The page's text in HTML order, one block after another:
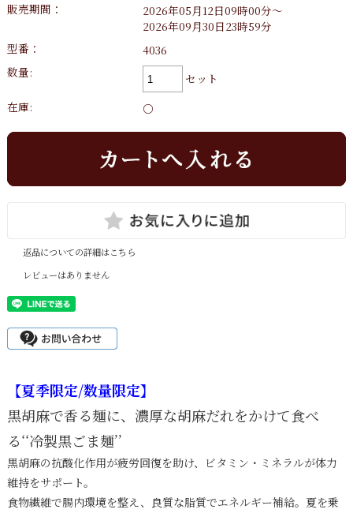
販売期間：
2026年05月12日09時00分～
2026年09月30日23時59分
型番：
4036
数量:
セット
在庫:
○
返品についての詳細はこちら
レビューはありません
【夏季限定/数量限定】
黒胡麻で香る麺に、濃厚な胡麻だれをかけて食べ
る‘‘冷製黒ごま麺’’
黒胡麻の抗酸化作用が疲労回復を助け、ビタミン・ミネラルが体力
維持をサポート。
食物繊維で腸内環境を整え、良質な脂質でエネルギー補給。夏を乗